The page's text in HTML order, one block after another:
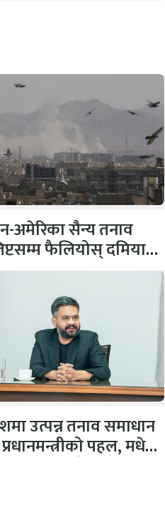
अमेरिका सैन्य तनाव
फैलियोस् दमियाता
दुई ग्यास
उत्पन्न तनाव समाधान
पहल, मधेशी